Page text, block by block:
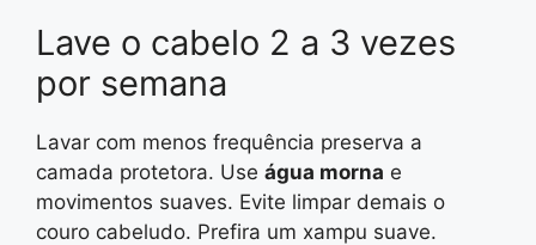
Lave o cabelo 2 a 3 vezes
por semana
Lavar com menos frequência preserva a
camada protetora. Use água morna e
movimentos suaves. Evite limpar demais o
couro cabeludo. Prefira um xampu suave.